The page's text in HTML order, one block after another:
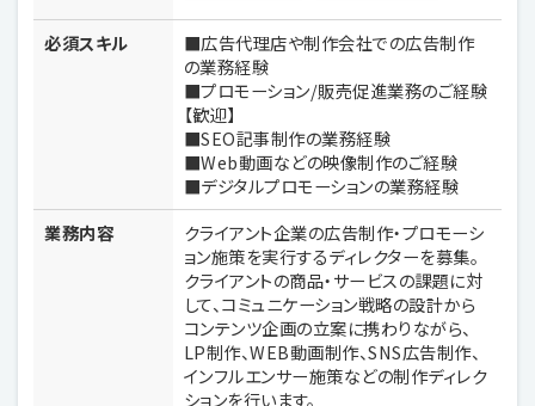
必須スキル
■広告代理店や制作会社での広告制作
の業務経験
■プロモーション/販売促進業務のご経験
【歓迎】
■SEO記事制作の業務経験
■Web動画などの映像制作のご経験
■デジタルプロモーションの業務経験
業務内容
クライアント企業の広告制作・プロモーシ
ョン施策を実行するディレクターを募集。
クライアントの商品・サービスの課題に対
して、コミュニケーション戦略の設計から
コンテンツ企画の立案に携わりながら、
LP制作、WEB動画制作、SNS広告制作、
インフルエンサー施策などの制作ディレク
ションを行います。